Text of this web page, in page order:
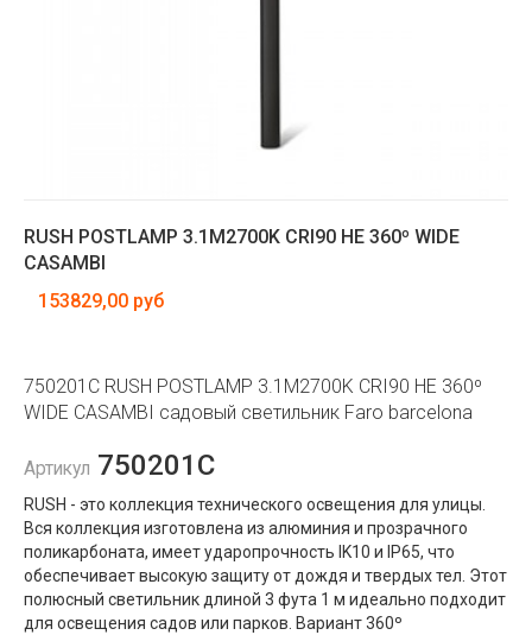
RUSH POSTLAMP 3.1M2700K CRI90 HE 360º WIDE
CASAMBI
153829,00 руб
750201C RUSH POSTLAMP 3.1M2700K CRI90 HE 360º
WIDE CASAMBI садовый светильник Faro barcelona
Артикул 750201C
RUSH - это коллекция технического освещения для улицы.
Вся коллекция изготовлена ​​из алюминия и прозрачного
поликарбоната, имеет ударопрочность IK10 и IP65, что
обеспечивает высокую защиту от дождя и твердых тел. Этот
полюсный светильник длиной 3 фута 1 м идеально подходит
для освещения садов или парков. Вариант 360º